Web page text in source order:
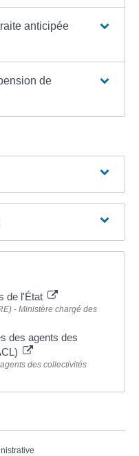
anticipée
de
de l'État
- Ministère chargé des
des agents des
des collectivités